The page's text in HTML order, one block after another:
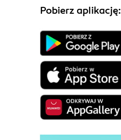
Pobierz aplikację: